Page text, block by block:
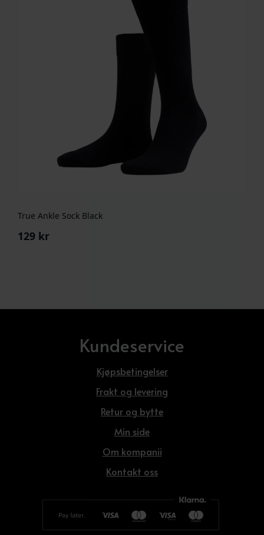
True Ankle Sock Black
129 kr
Kundeservice
Kjøpsbetingelser
Frakt og levering
Retur og bytte
Min side
Om kompanii
Kontakt oss